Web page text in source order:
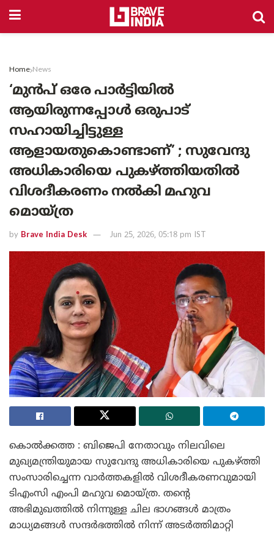
Home News
‘മുൻപ് ഒരേ പാർട്ടിയിൽ
ആയിരുന്നപ്പോൾ ഒരുപാട്
സഹായിച്ചിട്ടുള്ള
ആളായതുകൊണ്ടാണ്’ ; സുവേന്ദു
അധികാരിയെ പുകഴ്ത്തിയതിൽ
വിശദീകരണം നൽകി മഹുവ
മൊയ്‌ത്ര
by Brave India Desk Jun 25, 2026, 05:18 pm IST
കൊൽക്കത്ത : ബിജെപി നേതാവും നിലവിലെ
മുഖ്യമന്ത്രിയുമായ സുവേന്ദു അധികാരിയെ പുകഴ്ത്തി
സംസാരിച്ചെന്ന വാർത്തകളിൽ വിശദീകരണവുമായി
ടിഎംസി എംപി മഹുവ മൊയ്ത്ര. തന്റെ
അഭിമുഖത്തിൽ നിന്നുള്ള ചില ഭാഗങ്ങൾ മാത്രം
മാധ്യമങ്ങൾ സന്ദർഭത്തിൽ നിന്ന് അടർത്തിമാറ്റി